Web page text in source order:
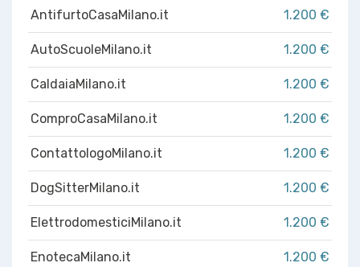
AntifurtoCasaMilano.it 1.200 €
AutoScuoleMilano.it 1.200 €
CaldaiaMilano.it 1.200 €
ComproCasaMilano.it 1.200 €
ContattologoMilano.it 1.200 €
DogSitterMilano.it 1.200 €
ElettrodomesticiMilano.it 1.200 €
EnotecaMilano.it 1.200 €